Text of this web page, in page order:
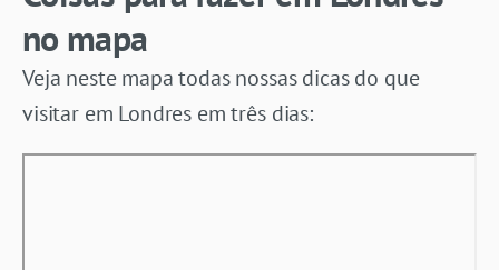
no mapa
Veja neste mapa todas nossas dicas do que
visitar em Londres em três dias: